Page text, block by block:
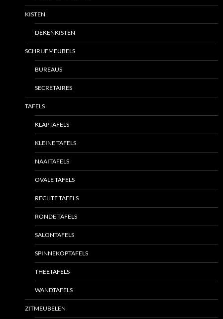
KISTEN
DEKENKISTEN
SCHRIJFMEUBELS
BUREAUS
SECRETAIRES
TAFELS
KLAPTAFELS
KLEINE TAFELS
NAAITAFELS
OVALE TAFELS
RECHTE TAFELS
RONDE TAFELS
SALONTAFELS
SPINNEKOPTAFELS
THEETAFELS
WANDTAFELS
ZITMEUBELEN